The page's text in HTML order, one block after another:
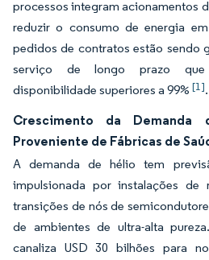
processos integram acionamentos
reduzir o consumo de energia
pedidos de contratos estão sendo
serviço de longo prazo
disponibilidade superiores a 99% [1].
Crescimento da Demanda
Proveniente de Fábricas de
A demanda de hélio tem
impulsionada por instalações de
transições de nós de
de ambientes de ultra-alta
canaliza USD 30 bilhões para